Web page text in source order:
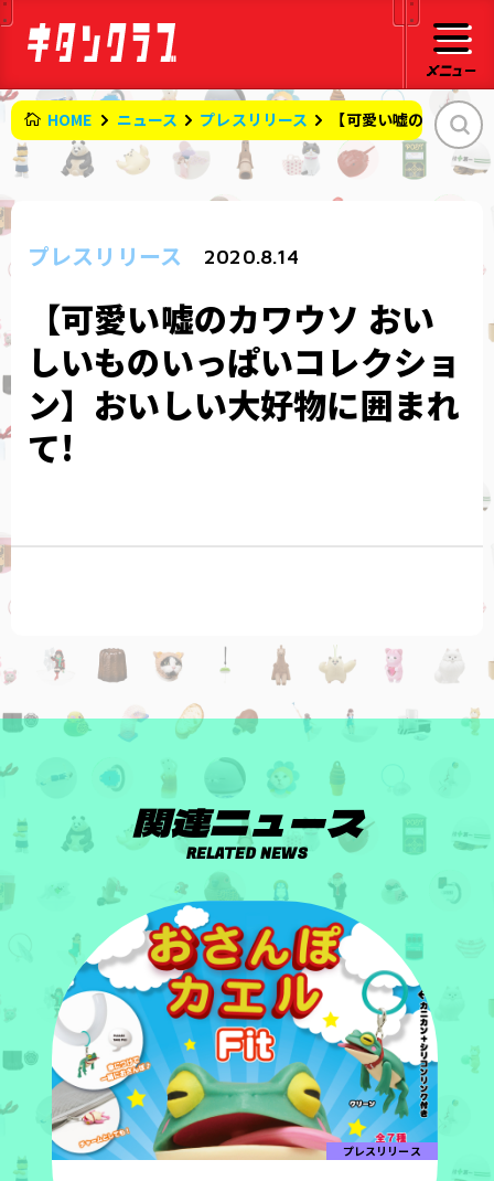
HOME ニュース プレスリリース 【可愛い嘘のカワウ
プレスリリース 2020.8.14
【可愛い嘘のカワウソ おい
しいものいっぱいコレクショ
ン】おいしい大好物に囲まれ
て!
関連ニュース
RELATED NEWS
プレスリリース